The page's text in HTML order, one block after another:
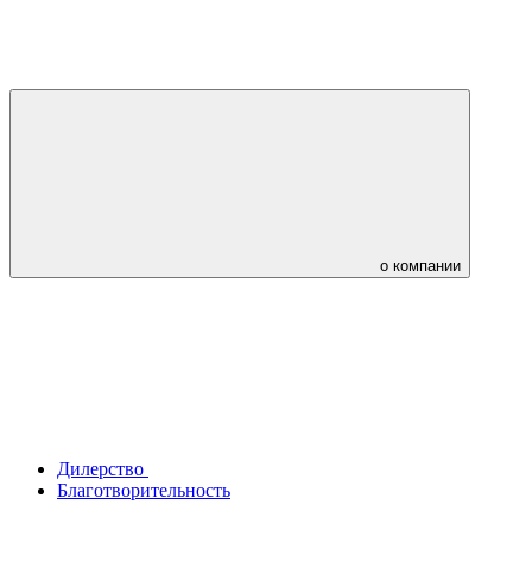
о компании
Дилерство
Благотворительность